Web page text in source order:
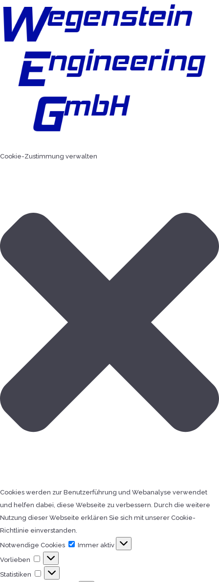
Cookie-Zustimmung verwalten
Cookies werden zur Benutzerführung und Webanalyse verwendet
und helfen dabei, diese Webseite zu verbessern. Durch die weitere
Nutzung dieser Webseite erklären Sie sich mit unserer Cookie-
Richtlinie einverstanden.
Notwendige Cookies
Notwendige
Immer aktiv
Vorlieben
Vorlieben
Statistiken Statistiken